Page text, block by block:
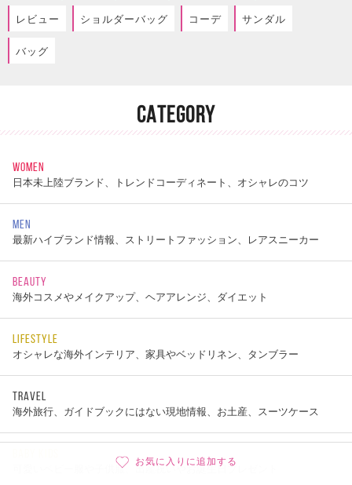
お気に入りに追加する
レビュー ショルダーバッグ コーデ サンダル
バッグ
CATEGORY
WOMEN
日本未上陸ブランド、トレンドコーディネート、オシャレのコツ
MEN
最新ハイブランド情報、ストリートファッション、レアスニーカー
BEAUTY
海外コスメやメイクアップ、ヘアアレンジ、ダイエット
LIFESTYLE
オシャレな海外インテリア、家具やベッドリネン、タンブラー
TRAVEL
海外旅行、ガイドブックにはない現地情報、お土産、スーツケース
可愛いベビー服や子供服、出産祝いやお誕生日プレゼント